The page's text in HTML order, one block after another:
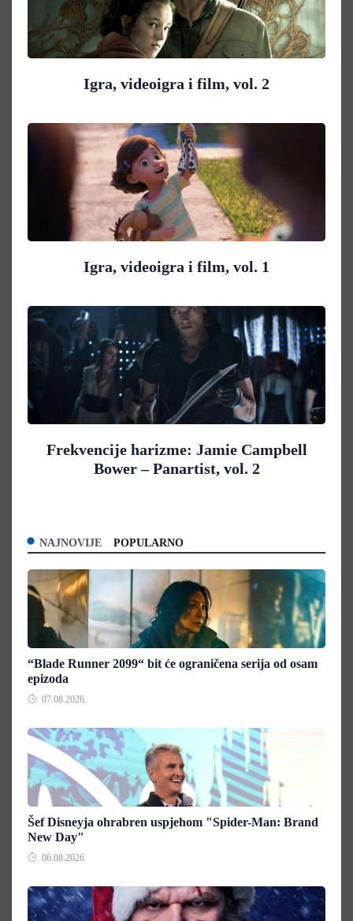
Igra, videoigra i film, vol. 2
Igra, videoigra i film, vol. 1
Frekvencije harizme: Jamie Campbell
Bower – Panartist, vol. 2
NAJNOVIJE POPULARNO
“Blade Runner 2099“ bit će ograničena serija od osam
epizoda
07.08.2026.
Šef Disneyja ohrabren uspjehom "Spider-Man: Brand
New Day"
06.08.2026.